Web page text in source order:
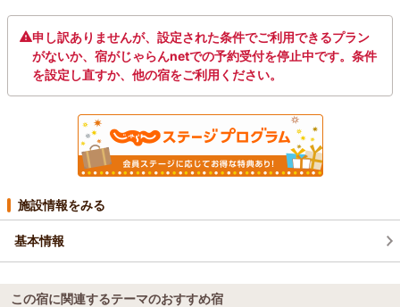
申し訳ありませんが、設定された条件でご利用できるプラン
がないか、宿がじゃらんnetでの予約受付を停止中です。条件
を設定し直すか、他の宿をご利用ください。
施設情報をみる
基本情報
この宿に関連するテーマのおすすめ宿